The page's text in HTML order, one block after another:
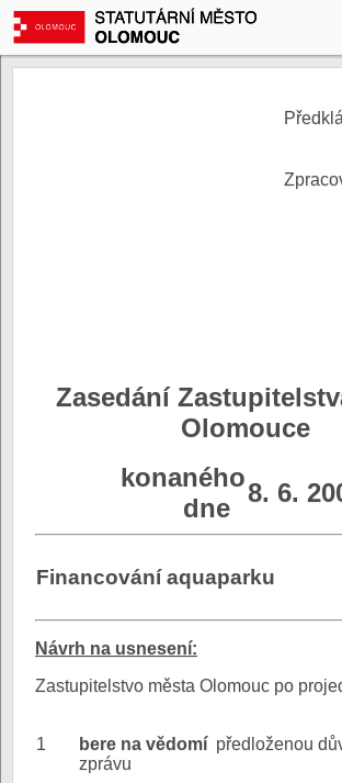
P
Zasedání
Olomouce
konaného
dne
8. 6.
Financování aquaparku
Návrh na usnesení:
Zastupitelstvo města Olomouc po
1 bere na vědomí předloženou
zprávu